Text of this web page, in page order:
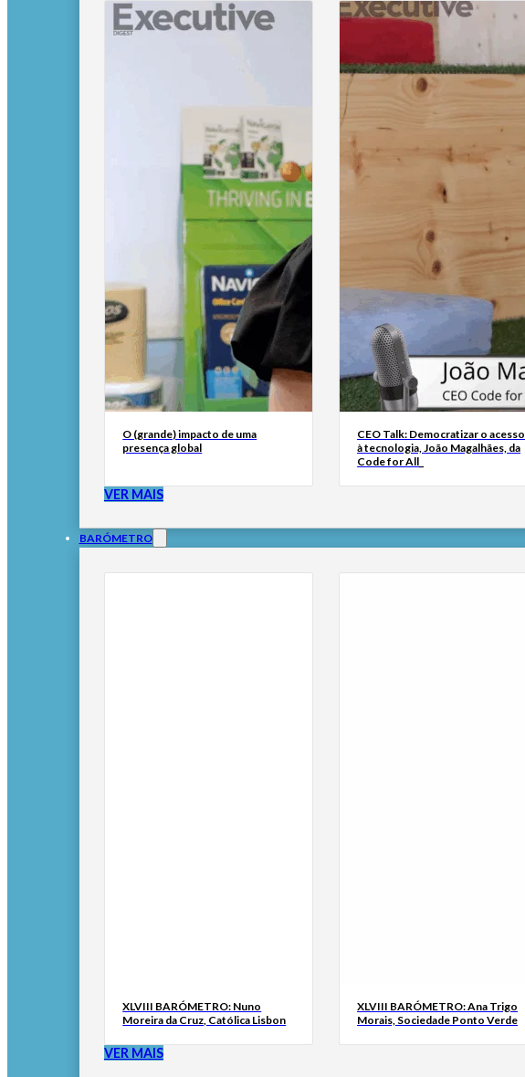
O (grande) impacto de uma
presença global
CEO Talk: Democratizar o acesso
à tecnologia, João Magalhães, da
Code for All_
VER MAIS
BARÓMETRO
XLVIII BARÓMETRO: Nuno
Moreira da Cruz, Católica Lisbon
XLVIII BARÓMETRO: Ana Trigo
Morais, Sociedade Ponto Verde
VER MAIS